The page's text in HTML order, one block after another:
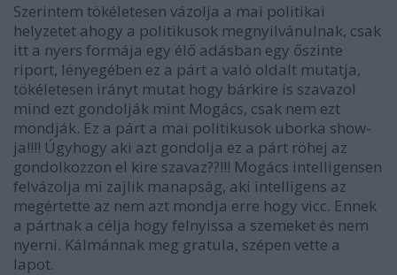
Szerintem tökéletesen vázolja a mai politikai
helyzetet ahogy a politikusok megnyilvánulnak, csak
itt a nyers formája egy élő adásban egy őszinte
riport, lényegében ez a párt a való oldalt mutatja,
tökéletesen irányt mutat hogy bárkire is szavazol
mind ezt gondolják mint Mogács, csak nem ezt
mondják. Ez a párt a mai politikusok uborka show-
ja!!!! Úgyhogy aki azt gondolja ez a párt röhej az
gondolkozzon el kire szavaz??!!! Mogács intelligensen
felvázolja mi zajlik manapság, aki intelligens az
megértette az nem azt mondja erre hogy vicc. Ennek
a pártnak a célja hogy felnyissa a szemeket és nem
nyerni. Kálmánnak meg gratula, szépen vette a
lapot.